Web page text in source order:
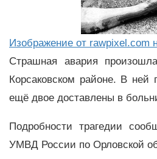
Изображение от rawpixel.com
Страшная авария
Корсаковском районе. В ней
ещё двое доставлены в
Подробности трагедии
УМВД России по Орловской